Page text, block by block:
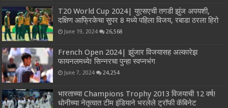
T20 World Cup 2024| युएसएची तगडी झुंज अपयशी,
दक्षिण आफ्रिकेचा सुपर 8 मध्ये पहिला विजय, रबाडा ठरला हिरो
June 19, 2024 26,568
French Open 2024| झुंजार विजयासह अल्कारेझ
फायनलमध्ये! सिन्नरचा पुन्हा स्वप्नभंग
June 7, 2024 24,254
भारताच्या Champions Trophy 2013 विजयाची 12 वर्ष!
धोनीच्या नेतृत्वात टीम इंडियाने भरलेले ट्रॉफी कॅबिनेट